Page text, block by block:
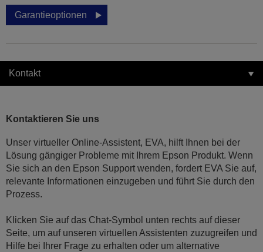
Garantieoptionen
Kontakt
Kontaktieren Sie uns
Unser virtueller Online-Assistent, EVA, hilft Ihnen bei der
Lösung gängiger Probleme mit Ihrem Epson Produkt. Wenn
Sie sich an den Epson Support wenden, fordert EVA Sie auf,
relevante Informationen einzugeben und führt Sie durch den
Prozess.
Klicken Sie auf das Chat-Symbol unten rechts auf dieser
Seite, um auf unseren virtuellen Assistenten zuzugreifen und
Hilfe bei Ihrer Frage zu erhalten oder um alternative